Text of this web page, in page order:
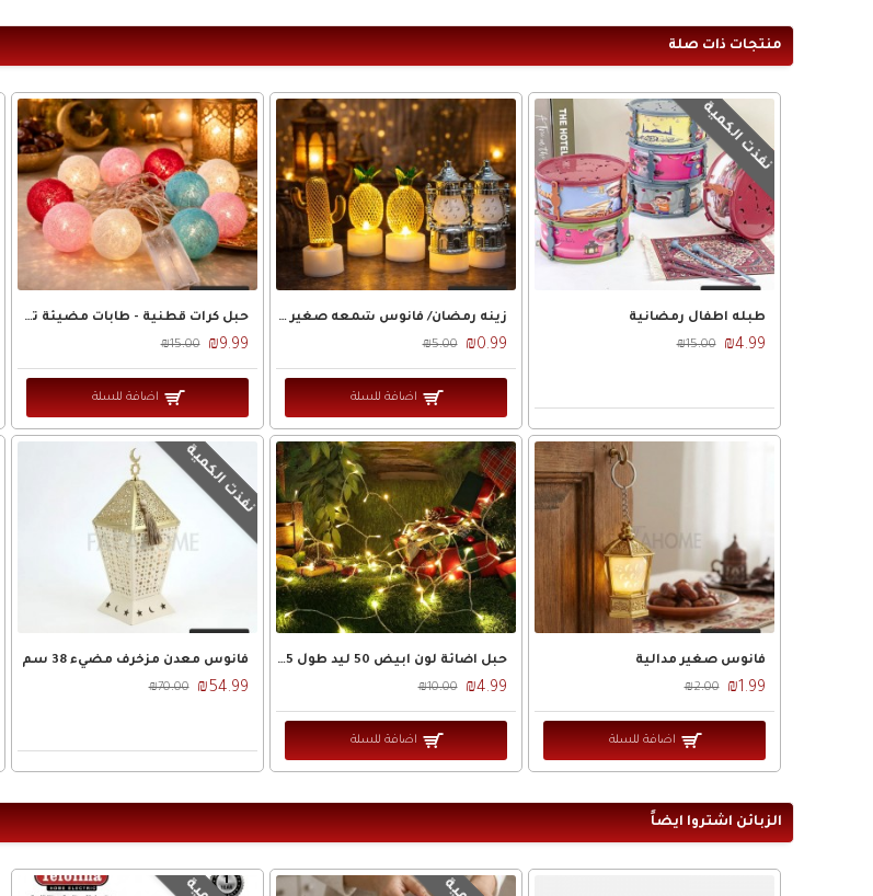
منتجات ذات صلة
نفذت الكمية
طبله اطفال رمضانية
₪4.99
₪15.00
زينه رمضان/ فانوس شمعه صغير 8 - 9 سم اشكال متعددة
₪0.99
₪5.00
اضافة للسلة
حبل كرات قطنية - طابات مضيئة تعمل بالبطارية لون ذهبي 10 كرات
₪9.99
₪15.00
اضافة للسلة
فانوس صغير مدالية
₪1.99
₪2.00
اضافة للسلة
حبل اضائة لون ابيض 50 ليد طول 5 متر لون ابيض زينة رمضان
₪4.99
₪10.00
اضافة للسلة
نفذت الكمية
فانوس معدن مزخرف مضيء 38 سم
₪54.99
₪70.00
الزبائن اشتروا ايضاً